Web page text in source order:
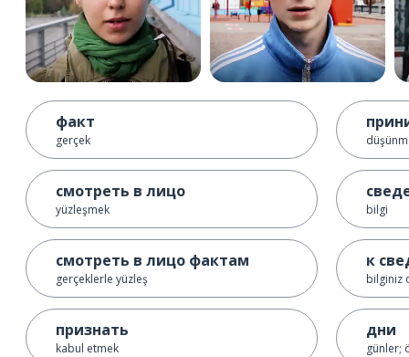
факт
gerçek
смотреть в лицо
yüzleşmek
смотреть в лицо фактам
gerçeklerle yüzleş
признать
kabul etmek
bilgi
к
bilginiz
дни
günler;